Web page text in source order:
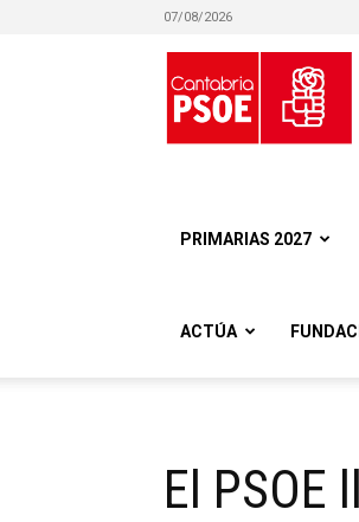
07/08/2026
PRIMARIAS 2027
ACTÚA
El